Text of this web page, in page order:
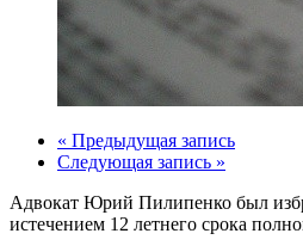
« Предыдущая запись
Следующая запись »
Адвокат Юрий Пилипенко был
истечением 12 летнего срока